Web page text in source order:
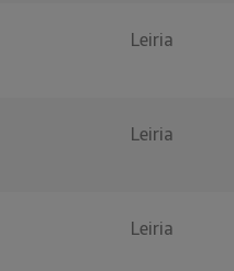
Leiria
Leiria
Leiria